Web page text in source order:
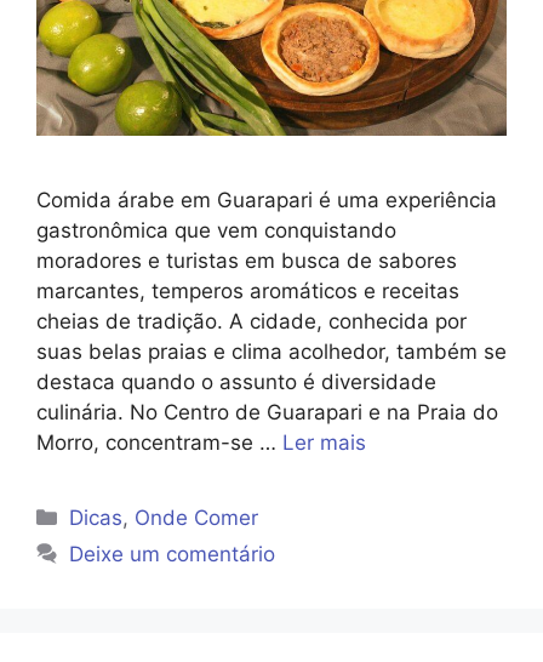
Comida árabe em Guarapari é uma experiência
gastronômica que vem conquistando
moradores e turistas em busca de sabores
marcantes, temperos aromáticos e receitas
cheias de tradição. A cidade, conhecida por
suas belas praias e clima acolhedor, também se
destaca quando o assunto é diversidade
culinária. No Centro de Guarapari e na Praia do
Morro, concentram-se … Ler mais
Categorias
Dicas, Onde Comer
Deixe um comentário